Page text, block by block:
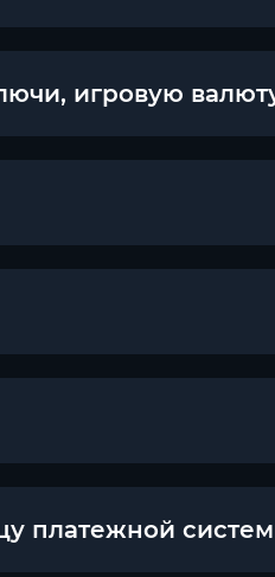
игровую
платежной